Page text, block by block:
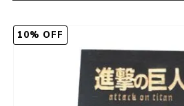
10% OFF